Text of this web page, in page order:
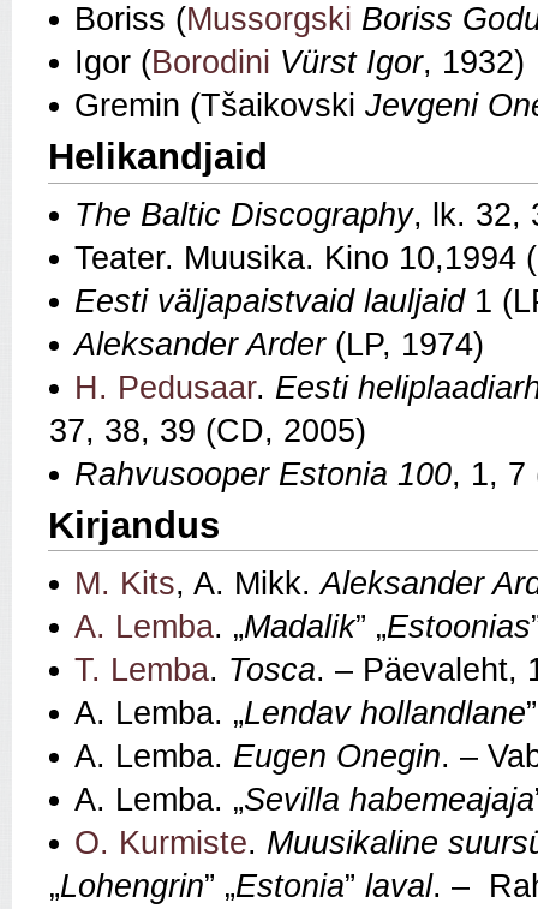
Boriss (Mussorgski Boriss
Igor (Borodini Vürst Igor, 1932)
Gremin (Tšaikovski Jevgeni
Helikandjaid
The Baltic Discography, lk. 32,
Teater. Muusika. Kino 10,1994
Eesti väljapaistvaid lauljaid1
Aleksander Arder(LP, 1974)
H. Pedusaar. Eesti
37, 38, 39 (CD, 2005)
Rahvusooper Estonia 100, 1, 7
Kirjandus
M. Kits, A. Mikk. Aleksander
A. Lemba. „Madalik” „Estoonias
T. Lemba. Tosca. – Päevaleht,
A. Lemba. „Lendav hollandlane
A. Lemba. Eugen Onegin. –
A. Lemba. „Sevilla habemeajaja
O. Kurmiste. Muusikaline
„Lohengrin” „Estonia” laval. –